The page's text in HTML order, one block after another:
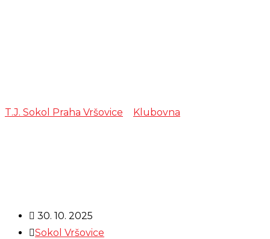
T.J. Sokol Praha Vršovice Klubovna
30. 10. 2025
Sokol Vršovice